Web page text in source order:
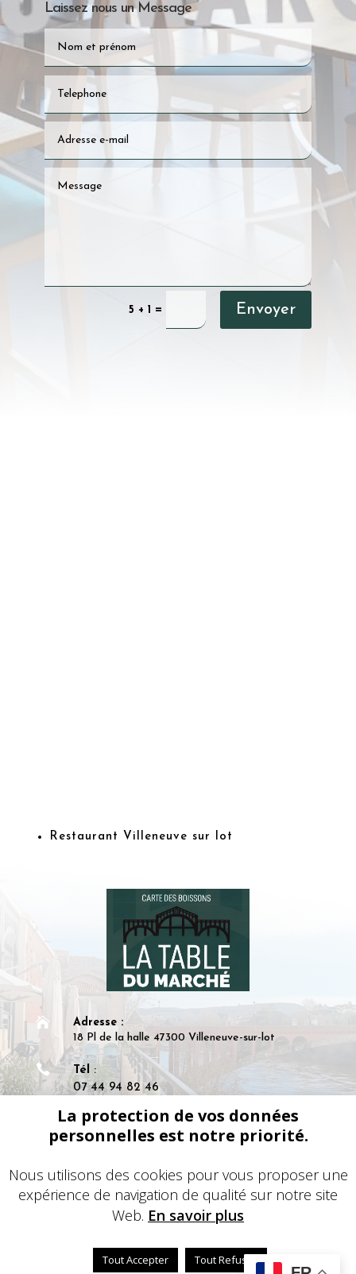
Laissez nous un Message
5 + 1 = Envoyer
Restaurant Villeneuve sur lot

Adresse :
18 Pl de la halle 47300 Villeneuve-sur-lot
 Tél
:
07 44 94 82 46
Mail:
i Siret: 95377248000018
© 2024 – Une réalisationEDConcept24.fr –Mentions
La protection de vos données
personnelles est notre priorité.
Nous utilisons des cookies pour vous proposer une
expérience de navigation de qualité sur notre site
Web. En savoir plus
Tout Accepter Tout Refuser